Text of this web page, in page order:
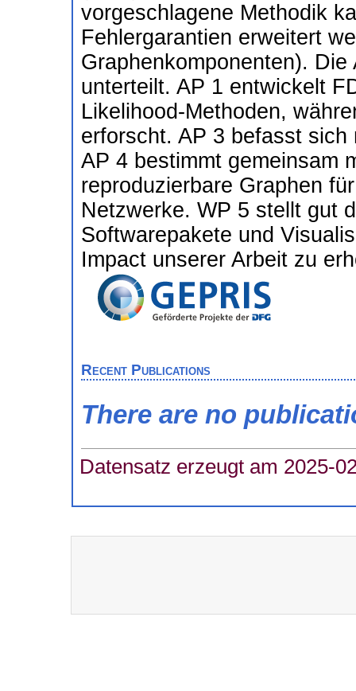
vorgeschlagene Methodik
Fehlergarantien erweitert
Graphenkomponenten).
unterteilt. AP 1 entwickelt
Likelihood-Methoden,
erforscht. AP 3 befasst
AP 4 bestimmt gemeinsam
reproduzierbare Graphen
Netzwerke. WP 5 stellt gut
Softwarepakete und
Impact unserer Arbeit zu
Recent Publications
There are no
Datensatz erzeugt am 2025-